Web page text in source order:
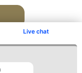
Live chat